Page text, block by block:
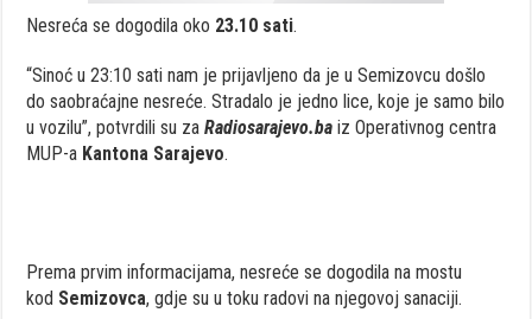
Nesreća se dogodila oko 23.10 sati.
“Sinoć u 23:10 sati nam je prijavljeno da je u Semizovcu došlo
do saobraćajne nesreće. Stradalo je jedno lice, koje je samo bilo
u vozilu”, potvrdili su zaRadiosarajevo.ba iz Operativnog centra
MUP-a Kantona Sarajevo.
Prema prvim informacijama, nesreće se dogodila na mostu
kod Semizovca, gdje su u toku radovi na njegovoj sanaciji.